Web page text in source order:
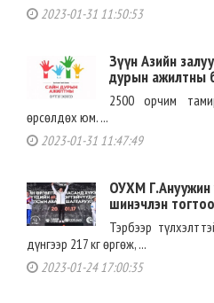
2023-01-31 11:50:53
Зүүн Азийн
дурын ажилтны
2500 орчим
өрсөлдөх юм. ...
2023-01-31 11:47:49
ОУХМ Г.Ануужин
шинэчлэн
Тэрбээр
дүнгээр 217 кг өргөж, ...
2023-01-24 17:00:35